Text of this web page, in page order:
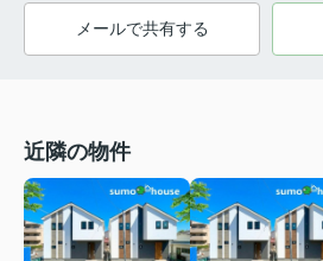
メールで共有する
近隣の物件